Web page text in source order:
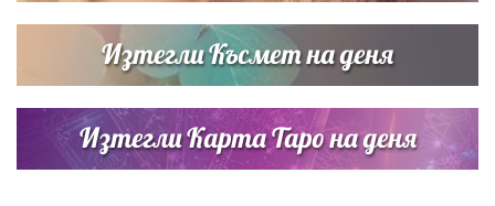
Изтегли Късмет на деня
Изтегли Карта Таро на деня